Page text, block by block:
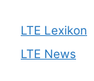
LTE Lexikon
LTE News